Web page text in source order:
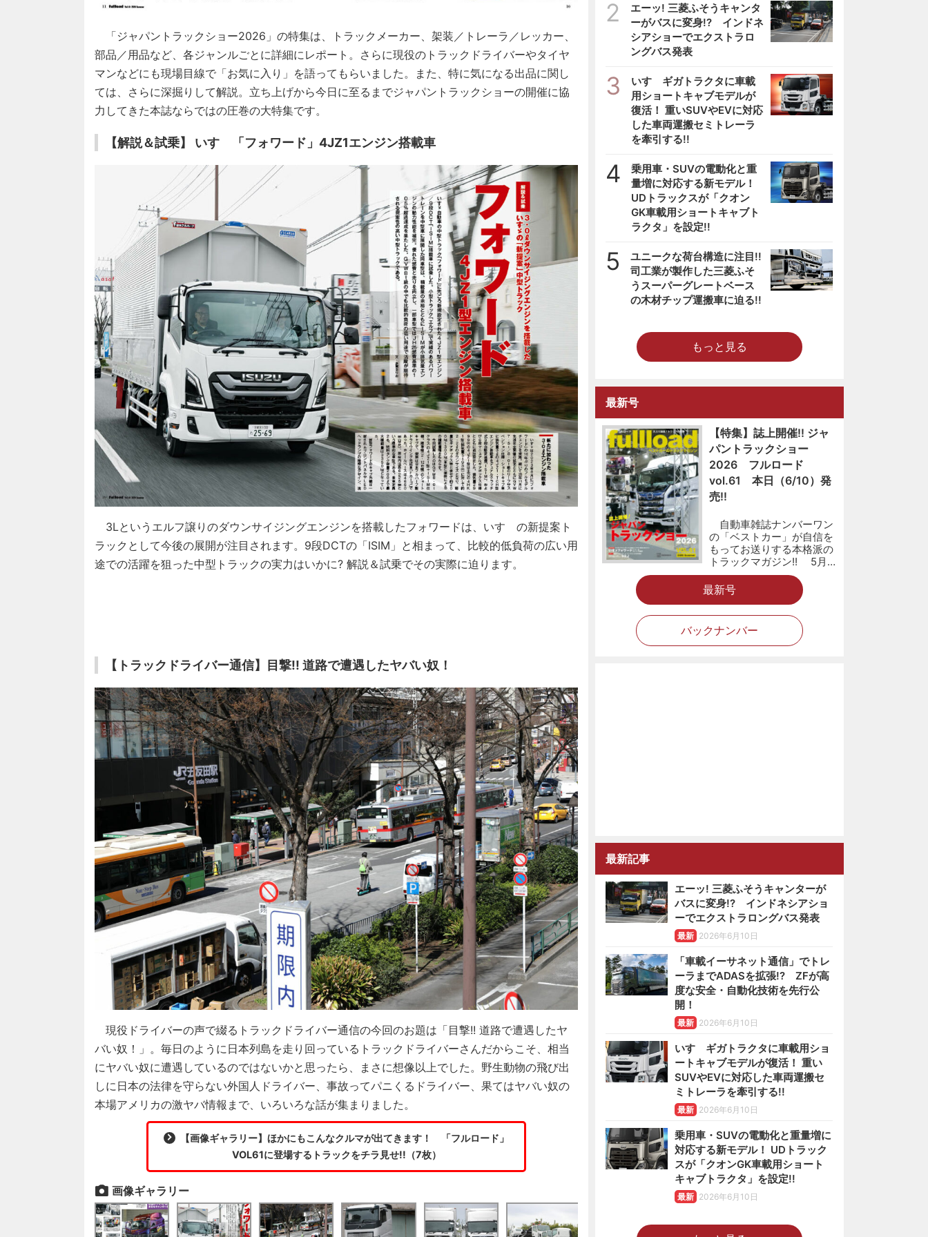
「ジャパントラックショー2026」の特集は、トラックメーカー、架装／トレーラ／レッカー、
部品／用品など、各ジャンルごとに詳細にレポート。さらに現役のトラックドライバーやタイヤ
マンなどにも現場目線で「お気に入り」を語ってもらいました。また、特に気になる出品に関し
ては、さらに深掘りして解説。立ち上げから今日に至るまでジャパントラックショーの開催に協
力してきた本誌ならではの圧巻の大特集です。
【解説＆試乗】 いすゞ「フォワード」4JZ1エンジン搭載車
3Lというエルフ譲りのダウンサイジングエンジンを搭載したフォワードは、いすゞの新提案ト
ラックとして今後の展開が注目されます。9段DCTの「ISIM」と相まって、比較的低負荷の広い用
途での活躍を狙った中型トラックの実力はいかに? 解説＆試乗でその実際に迫ります。
【トラックドライバー通信】目撃!! 道路で遭遇したヤバい奴！
現役ドライバーの声で綴るトラックドライバー通信の今回のお題は「目撃!! 道路で遭遇したヤ
バい奴！」。毎日のように日本列島を走り回っているトラックドライバーさんだからこそ、相当
にヤバい奴に遭遇しているのではないかと思ったら、まさに想像以上でした。野生動物の飛び出
しに日本の法律を守らない外国人ドライバー、事故ってパニくるドライバー、果てはヤバい奴の
本場アメリカの激ヤバ情報まで、いろいろな話が集まりました。
【画像ギャラリー】ほかにもこんなクルマが出てきます！ 「フルロード」
VOL61に登場するトラックをチラ見せ!!（7枚）
画像ギャラリー
2
エーッ! 三菱ふそうキャンタ
ーがバスに変身!? インドネ
シアショーでエクストラロ
ングバス発表
3
いすゞギガトラクタに車載
用ショートキャブモデルが
復活！ 重いSUVやEVに対応
した車両運搬セミトレーラ
を牽引する!!
4
乗用車・SUVの電動化と重
量増に対応する新モデル！
UDトラックスが「クオン
GK車載用ショートキャブト
ラクタ」を設定!!
5
ユニークな荷台構造に注目!!
司工業が製作した三菱ふそ
うスーパーグレートベース
の木材チップ運搬車に迫る!!
もっと見る
最新号
【特集】誌上開催!! ジャ
パントラックショー
2026 フルロード
vol.61 本日（6/10）発
売!!
自動車雑誌ナンバーワン
の「ベストカー」が自信を
もってお送りする本格派の
トラックマガジン!! 5月…
最新号
バックナンバー
最新記事
エーッ! 三菱ふそうキャンターが
バスに変身!? インドネシアショ
ーでエクストラロングバス発表
最新 2026年6月10日
「車載イーサネット通信」でトレ
ーラまでADASを拡張!? ZFが高
度な安全・自動化技術を先行公
開！
最新 2026年6月10日
いすゞギガトラクタに車載用ショ
ートキャブモデルが復活！ 重い
SUVやEVに対応した車両運搬セ
ミトレーラを牽引する!!
最新 2026年6月10日
乗用車・SUVの電動化と重量増に
対応する新モデル！ UDトラック
スが「クオンGK車載用ショート
キャブトラクタ」を設定!!
最新 2026年6月10日